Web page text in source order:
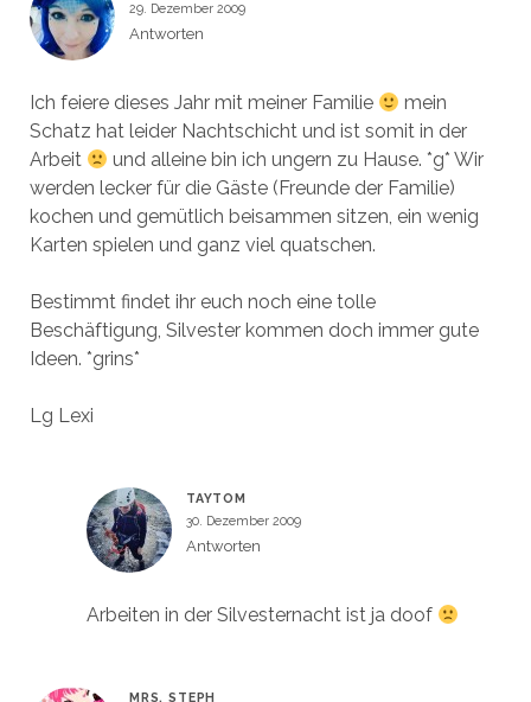
29. Dezember 2009
Antworten
Ich feiere dieses Jahr mit meiner Familie
mein
Schatz hat leider Nachtschicht und ist somit in der
Arbeit
und alleine bin ich ungern zu Hause. *g* Wir
werden lecker für die Gäste (Freunde der Familie)
kochen und gemütlich beisammen sitzen, ein wenig
Karten spielen und ganz viel quatschen.
Bestimmt findet ihr euch noch eine tolle
Beschäftigung, Silvester kommen doch immer gute
Ideen. *grins*
Lg Lexi
TAYTOM
30. Dezember 2009
Antworten
Arbeiten in der Silvesternacht ist ja doof
MRS. STEPH